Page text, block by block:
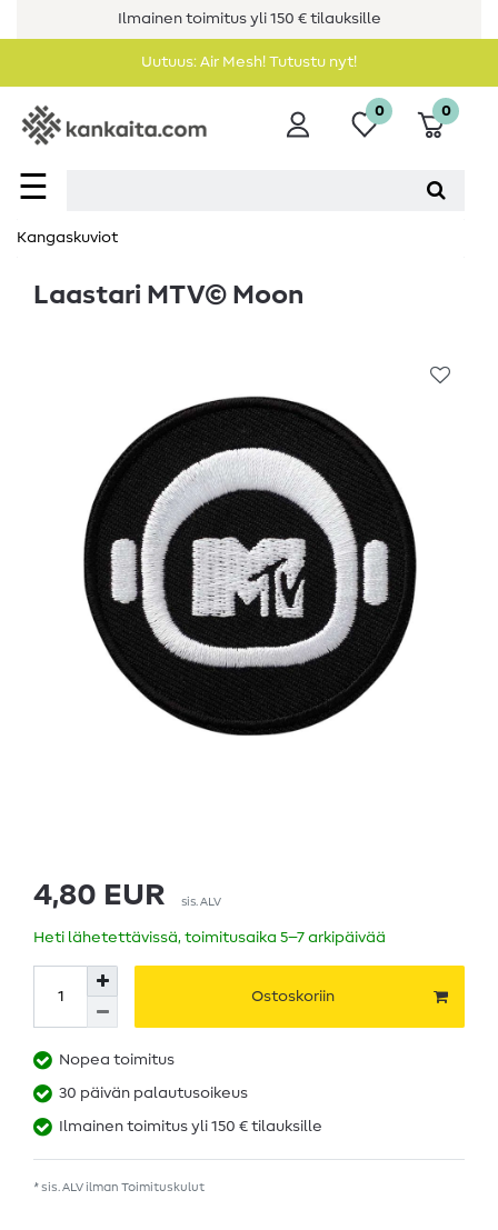
Ilmainen toimitus yli 150 € tilauksille
Uutuus: Air Mesh! Tutustu nyt!
☰
0 0
Kangaskuviot
Laastari MTV© Moon
4,80 EUR sis. ALV
Heti lähetettävissä, toimitusaika 5–7 arkipäivää
Ostoskoriin
Nopea toimitus
30 päivän palautusoikeus
Ilmainen toimitus yli 150 € tilauksille
* sis. ALV ilman Toimituskulut